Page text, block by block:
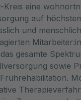
Kreis eine
auf
und
gesamte
sowie